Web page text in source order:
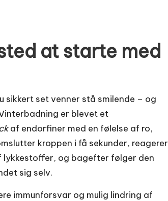
at starte med
sikkert set venner stå smilende – og
er blevet et
af endorfiner med en følelse af ro,
kroppen i få sekunder, reagerer
og bagefter følger den
sig selv.
immunforsvar og mulig lindring af